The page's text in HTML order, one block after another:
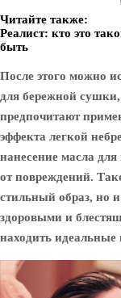
Читайте также:
Реалист: кто это
быть
После этого можно
для бережной
предпочитают
эффекта легкой
нанесение масла
от повреждений.
стильный образ, но
здоровыми и
находить идеальные